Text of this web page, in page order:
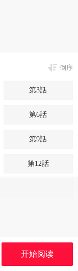
倒序
第3話
第6話
第9話
第12話
开始阅读